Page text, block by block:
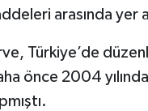
arasında yer
Türkiye’de
önce 2004